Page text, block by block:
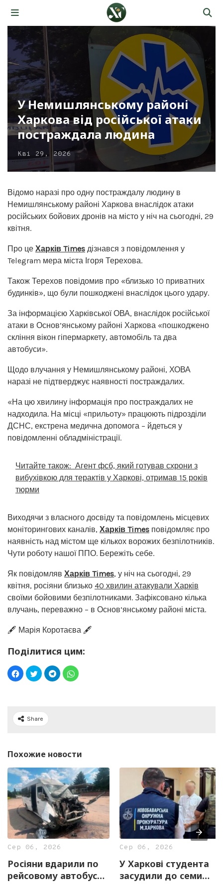
У Немишлянському районі
Харкова від російської атаки
постраждала людина
Кві 29, 2026
Відомо наразі про одну постраждалу людину в
Немишлянському районі Харкова внаслідок атаки
російських бойових дронів на місто у ніч на сьогодні, 29
квітня.
Про це Харків Times дізнався з повідомлення у
Telegram мера міста Ігоря Терехова.
Також Терехов повідомив про «близько 10 приватних
будинків», що були пошкоджені внаслідок цього удару.
За інформацією Харківської ОВА, внаслідок російської
атаки в Основ’янському районі Харкова «пошкоджено
скління вікон гіпермаркету, автомобіль та два
автобуси».
Щодо влучання у Немишлянському районі, ХОВА
наразі не підтверджує наявності постраждалих.
«На цю хвилину інформація про постраждалих не
надходила. На місці «прильоту» працюють підрозділи
ДСНС, екстрена медична допомога – йдеться у
повідомленні обладміністрації.
Читайте також: Агент фсб, який готував схрони з
вибухівкою для терактів у Харкові, отримав 15 років
тюрми
Виходячи з власного досвіду та повідомлень місцевих
моніторингових каналів, Харків Times повідомляє про
наявність над містом ще кількох ворожих безпілотників.
Чути роботу нашої ППО. Бережіть себе.
Як повідомляв Харків Times, у ніч на сьогодні, 29
квітня, росіяни близько 40 хвилин атакували Харків
своїми бойовими безпілотниками. Зафіксовано кілька
влучань, переважно – в Основ’янському районі міста.
🖋️ Марія Коротаєва 🖋️
Поділитися цим:
Share
Похожие новости
Сер 06, 2026
Росіяни вдарили по
рейсовому автобусу
Сер 06, 2026
У Харкові студента
засудили до семи